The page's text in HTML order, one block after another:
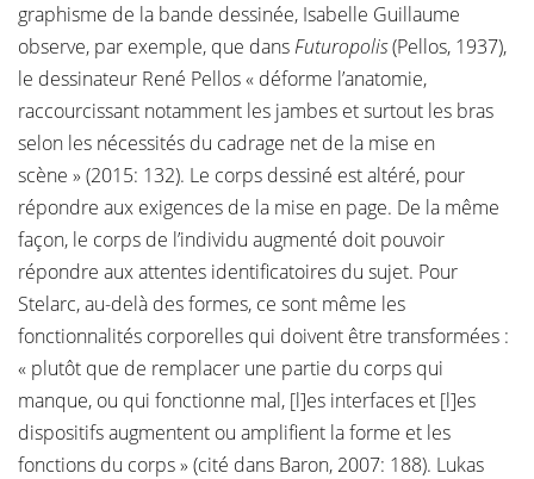
graphisme de la bande dessinée, Isabelle Guillaume
observe, par exemple, que dansFuturopolis(Pellos, 1937),
le dessinateur René Pellos « déforme l’anatomie,
raccourcissant notamment les jambes et surtout les bras
selon les nécessités du cadrage net de la mise en
scène » (2015: 132). Le corps dessiné est altéré, pour
répondre aux exigences de la mise en page. De la même
façon, le corps de l’individu augmenté doit pouvoir
répondre aux attentes identificatoires du sujet. Pour
Stelarc, au-delà des formes, ce sont même les
fonctionnalités corporelles qui doivent être transformées :
« plutôt que de remplacer une partie du corps qui
manque, ou qui fonctionne mal, [l]es interfaces et [l]es
dispositifs augmentent ou amplifient la forme et les
fonctions du corps » (cité dans Baron, 2007: 188). Lukas